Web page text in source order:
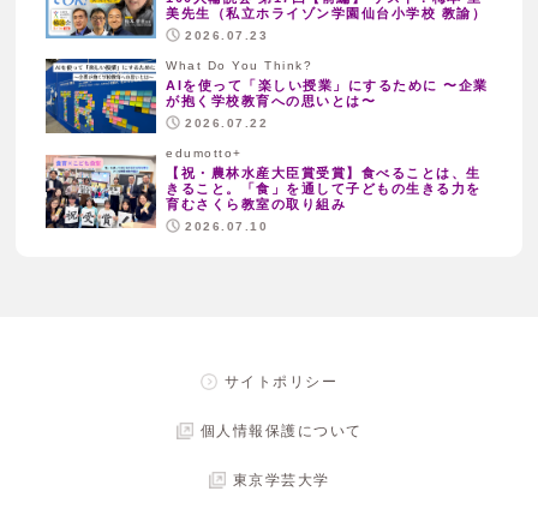
美先生（私立ホライゾン学園仙台小学校 教諭）
2026.07.23
What Do You Think?
AIを使って「楽しい授業」にするために 〜企業
が抱く学校教育への思いとは〜
2026.07.22
edumotto+
【祝・農林水産大臣賞受賞】食べることは、生
きること。「食」を通して子どもの生きる力を
育むさくら教室の取り組み
2026.07.10
サイトポリシー
個人情報保護について
東京学芸大学